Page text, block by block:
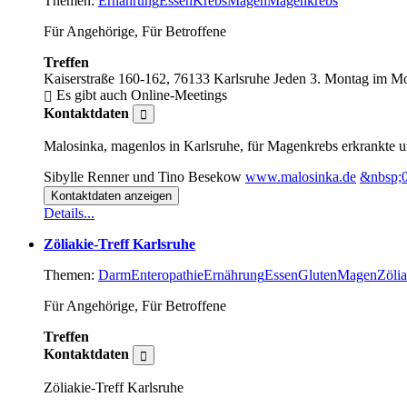
Für Angehörige, Für Betroffene
Treffen
Kaiserstraße 160-162, 76133 Karlsruhe Jeden 3. Montag im
Es gibt auch Online-Meetings
Kontaktdaten
Malosinka, magenlos in Karlsruhe, für Magenkrebs erkrankte
Sibylle Renner und Tino Besekow www.malosinka.de
Kontaktdaten anzeigen
Details...
Zöliakie-Treff Karlsruhe
Themen: DarmEnteropathieErnährungEssenGlutenMagen
Für Angehörige, Für Betroffene
Treffen
Kontaktdaten
Zöliakie-Treff Karlsruhe